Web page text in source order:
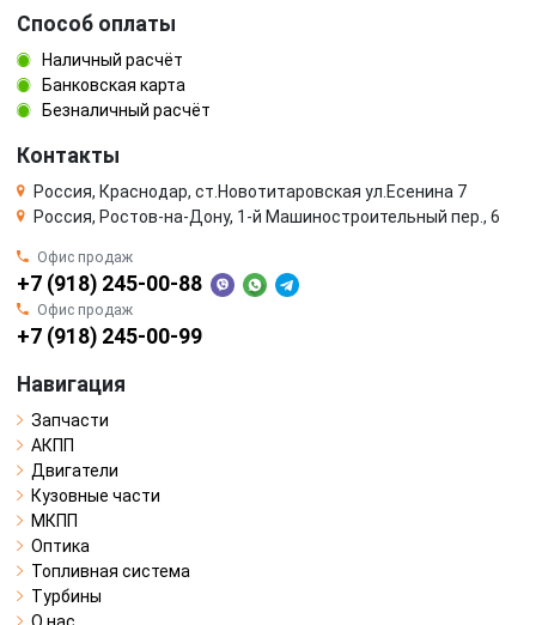
Способ оплаты
Наличный расчёт
Банковская карта
Безналичный расчёт
Контакты
Россия, Краснодар, ст.Новотитаровская ул.Есенина 7
Россия, Ростов-на-Дону, 1-й Машиностроительный пер., 6
Офис продаж
+7 (918) 245-00-88
Офис продаж
+7 (918) 245-00-99
Навигация
Запчасти
АКПП
Двигатели
Кузовные части
МКПП
Оптика
Топливная система
Турбины